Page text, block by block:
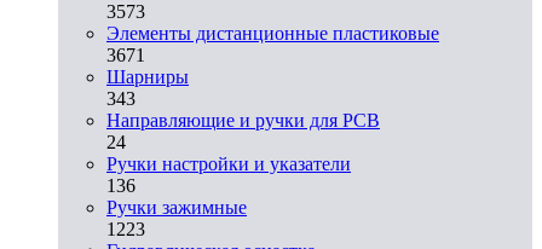
3573
Элементы дистанционные пластиковые
3671
Шарниры
343
Направляющие и ручки для PCB
24
Ручки настройки и указатели
136
Ручки зажимные
1223